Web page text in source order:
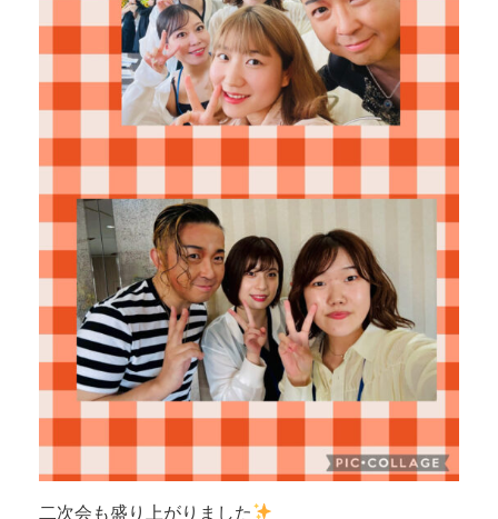
二次会も盛り上がりました